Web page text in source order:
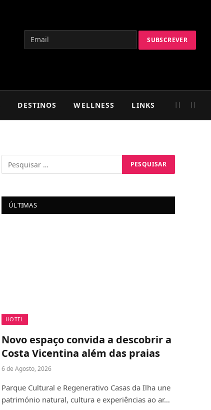
DESTINOS WELLNESS LINKS
ÚLTIMAS
HOTEL
Novo espaço convida a descobrir a
Costa Vicentina além das praias
6 de Agosto, 2026
Parque Cultural e Regenerativo Casas da Ilha une
património natural, cultura e experiências ao ar…